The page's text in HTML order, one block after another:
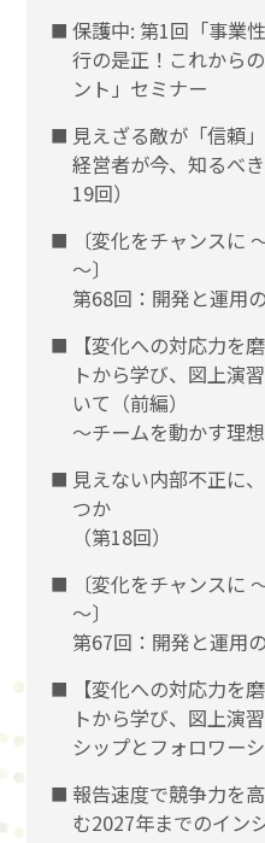
保護中: 第1回「事業
行の是正！これから
ント」セミナー
見えざる敵が「信頼
経営者が今、知るべ
19回）
〔変化をチャンスに
〜〕
第68回：開発と運用
【変化への対応力を
トから学び、図上演
いて（前編）
〜チームを動かす理
見えない内部不正に
つか
（第18回）
〔変化をチャンスに
〜〕
第67回：開発と運用
【変化への対応力を
トから学び、図上演
シップとフォロワー
報告速度で競争力を
む2027年までのイン